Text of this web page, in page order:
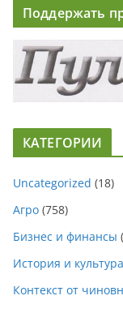
Поддержать
КАТЕГОРИИ
Uncategorized (18)
Агро (758)
Бизнес и финансы
История и культура
Контекст от